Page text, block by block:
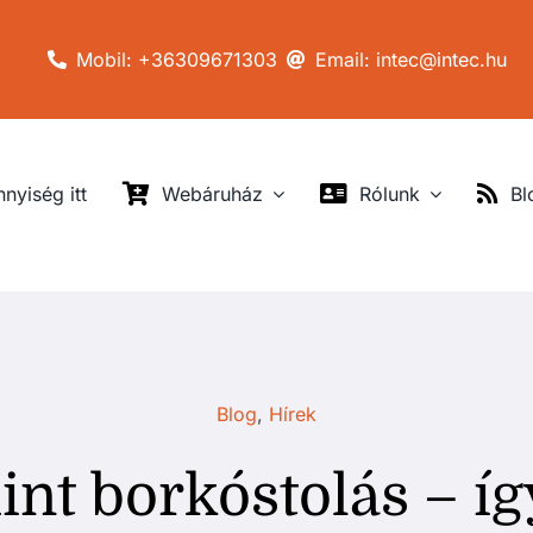
Mobil: +36309671303 Email: intec@intec.hu
itt Webáruház Rólunk
Blog, Hírek
borkóstolás –